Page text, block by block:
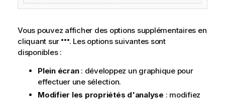
Vous pouvez afficher des options supplémentaires en
cliquant sur
. Les options suivantes sont
disponibles :
Plein écran: développez un graphique pour
effectuer une sélection.
Modifier les propriétés d'analyse : modifiez